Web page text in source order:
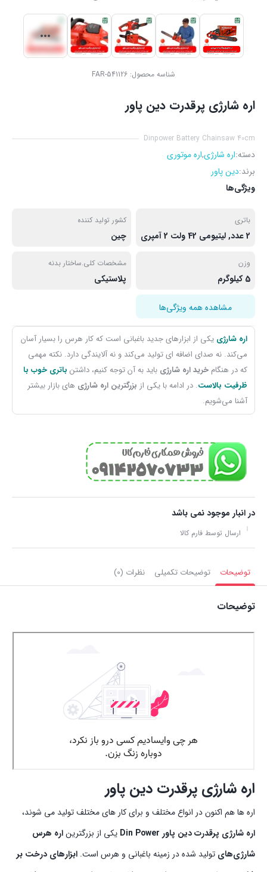
شناسه محصول: FAR-541126
اره شارژی پرقدرت دین پاور
Dinpower Battery Chainsaw 40cm
دسته:اره شارژی,اره موتوری
برند:دین پاور
ویژگی‌ها
باتری
2 عدد, لیتیومی 42 ولت 2 آمپری
کشور تولید کننده
چین
وزن
5 کیلوگرم
مشخصات کلی.ساختار بدنه
پلاستیکی
مشاهده همه ویژگی‌ها
اره شارژی یکی از ابزارهای جدید باغبانی است که کار هرس را بسیار آسان
می‌کند. نه صدای اضافه ای تولید می‌کند و نه آلایندگی دارد. نکته مهمی
که در هنگام خرید اره شارژی‌ باید به ‌‌آن توجه کنیم، داشتن باتری خوب با
ظرفیت بالاست. در ادامه با یکی از بزرگترین اره‌ شارژی ‌های بازار بیشتر
آشنا می‌شویم.
در انبار موجود نمی باشد
ارسال توسط فارم کالا
توضیحات توضیحات تکمیلی نظرات (0)
توضیحات
اره شارژی پرقدرت دین پاور
اره ها هم اکنون در انواع مختلف و برای کار های مختلف تولید می شوند،
اره شارژی پرقدرت دین پاور Din Power
یکی از بزرگتریناره هرس
شارژی‌های تولید شده در زمینه باغبانی و هرس است. ابزارهای درخت بر